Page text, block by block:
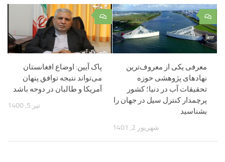
۰
پاک آیین: اوضاع افغانستان
می‌تواند نتیجه توافق پنهان
آمریکا و طالبان در دوحه باشد
تیر 5, 1400
۰
معرفی یکی از معروف‌ترین
نهادهای پژوهشی حوزه
تحقیقات آب در دنیا؛ کشور
پرچمدار کنترل سیل در جهان را
بشناسید
شهریور 2, 1401